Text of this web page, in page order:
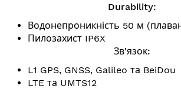
Durability:
Водонепроникність 50 м
Пилозахист IP6X
Зв'язок:
L1 GPS, GNSS, Galileo та BeiDou
LTE та UMTS12